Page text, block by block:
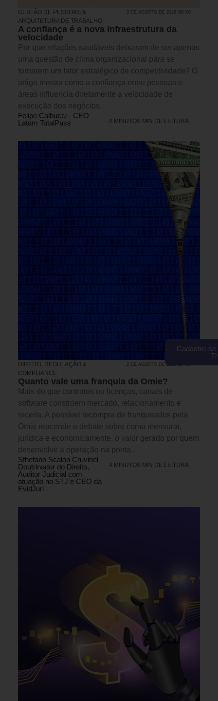
GESTÃO DE PESSOAS &
ARQUITETURA DE TRABALHO
3 DE AGOSTO DE 2026 08H00
A confiança é a nova infraestrutura da
velocidade
Por que relações saudáveis deixaram de ser apenas
uma questão de clima organizacional para se
tornarem um fator estratégico de competitividade? O
artigo mostra como a confiança entre pessoas e
áreas influencia diretamente a velocidade de
execução dos negócios.
Felipe Calbucci - CEO
Latam TotalPass
4 MINUTOS MIN DE LEITURA
DIREITO, REGULAÇÃO &
COMPLIANCE
2 DE AGOSTO DE 2026 13H00
Quanto vale uma franquia da Omie?
Mais do que contratos ou licenças, canais de
software constroem mercado, relacionamento e
receita. A possível recompra de franqueados pela
Omie reacende o debate sobre como mensurar,
jurídica e economicamente, o valor gerado por quem
desenvolve a operação na ponta.
Sthefano Scalon Cruvinel -
Doutrinador do Direito,
Auditor Judicial com
atuação no STJ e CEO da
EvidJuri
4 MINUTOS MIN DE LEITURA
Cadastre-